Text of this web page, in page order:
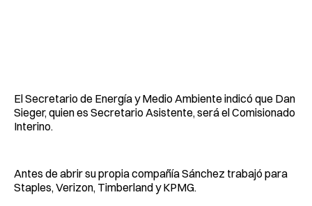
El Secretario de Energía y Medio Ambiente indicó que Dan
Sieger, quien es Secretario Asistente, será el Comisionado
Interino.
Antes de abrir su propia compañía Sánchez trabajó para
Staples, Verizon, Timberland y KPMG.